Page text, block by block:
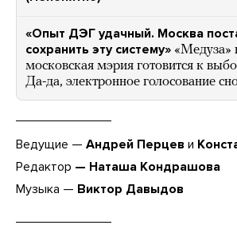
«Опыт ДЭГ удачный. Москва
сохранить эту систему» «Медуза»
московская мэрия готовится к
Да-да, электронное голосование
Ведущие — Андрей Перцев и
Редактор — Наташа Кондрашова
Музыка — Виктор Давыдов